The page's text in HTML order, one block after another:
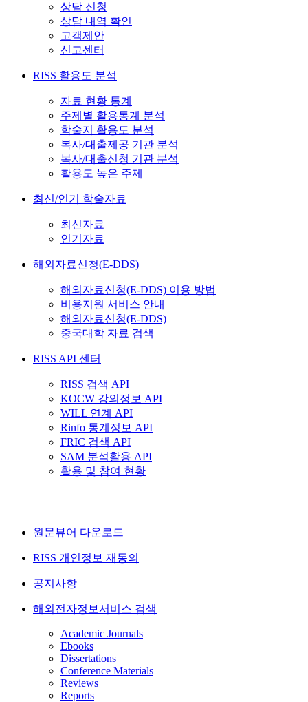
상담 신청
상담 내역 확인
고객제안
신고센터
RISS 활용도 분석
자료 현황 통계
주제별 활용통계 분석
학술지 활용도 분석
복사/대출제공 기관 분석
복사/대출신청 기관 분석
활용도 높은 주제
최신/인기 학술자료
최신자료
인기자료
해외자료신청(E-DDS)
해외자료신청(E-DDS) 이용 방법
비용지원 서비스 안내
해외자료신청(E-DDS)
중국대학 자료 검색
RISS API 센터
RISS 검색 API
KOCW 강의정보 API
WILL 연계 API
Rinfo 통계정보 API
FRIC 검색 API
SAM 분석활용 API
활용 및 참여 현황
원문뷰어 다운로드
RISS 개인정보 재동의
공지사항
해외전자정보서비스 검색
Academic Journals
Ebooks
Dissertations
Conference Materials
Reviews
Reports